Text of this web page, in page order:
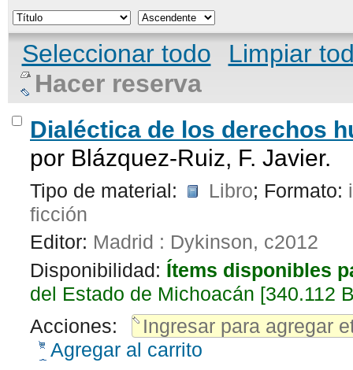
Seleccionar todo
Limpiar
Hacer reserva
Dialéctica de los derechos
por Blázquez-Ruiz, F. Javier.
Tipo de material: Libro; Formato:
ficción
Editor: Madrid : Dykinson, c2012
Disponibilidad: Ítems disponibles
del Estado de Michoacán [340.112
Acciones:
Ingresar para agregar
Agregar al carrito